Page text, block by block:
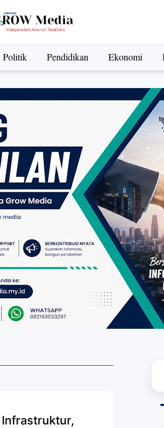
Politik Pendidikan Ekonomi